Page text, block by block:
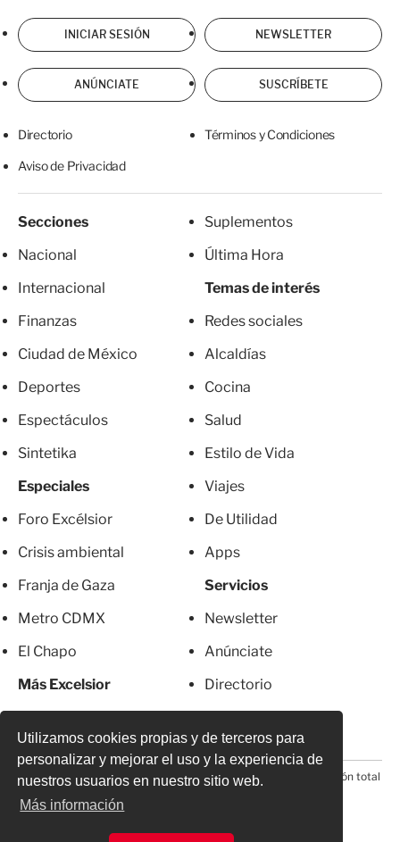
Utilizamos cookies propias y de terceros para
personalizar y mejorar el uso y la experiencia de
nuestros usuarios en nuestro sitio web.
Más información
INICIAR SESIÓN NEWSLETTER
ANÚNCIATE SUSCRÍBETE
Directorio Términos y Condiciones
Aviso de Privacidad
Secciones
Nacional
Internacional
Finanzas
Ciudad de México
Deportes
Espectáculos
Sintetika
Especiales
Foro Excélsior
Crisis ambiental
Franja de Gaza
Metro CDMX
El Chapo
Más Excelsior
Suplementos
Última Hora
Temas de interés
Redes sociales
Alcaldías
Cocina
Salud
Estilo de Vida
Viajes
De Utilidad
Apps
Servicios
Newsletter
Anúnciate
Directorio
© 2026 Todos los derechos reservados. Prohibida la reproducción total
o parcial, incluyendo cualquier medio electrónico*